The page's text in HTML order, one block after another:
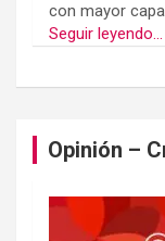
con mayor
Seguir leyendo...
Opinión –